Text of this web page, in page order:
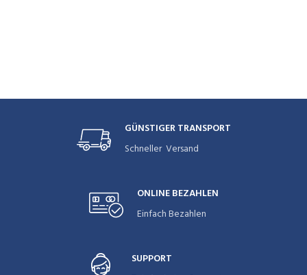
GÜNSTIGER TRANSPORT
Schneller Versand
ONLINE BEZAHLEN
Einfach Bezahlen
SUPPORT